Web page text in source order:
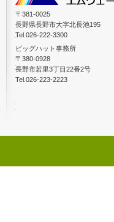
〒381-0025
長野県長野市大字北長池195
Tel.026-222-3300
ビッグハット事務所
〒380-0928
長野市若里3丁目22番2号
Tel.026-223-2223